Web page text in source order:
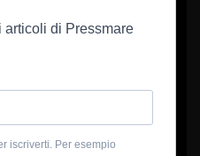
articoli di Pressmare
iscriverti. Per esempio